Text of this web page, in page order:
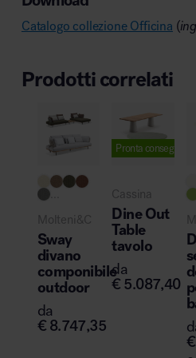
Catalogo collezione Officina (
Prodotti correlati
...
Molteni&C
Sway
divano
componibile
outdoor
da
€ 8.747,35
Pronta consegna
Cassina
Dine Out
Table
tavolo
da
€ 5.087,40
€